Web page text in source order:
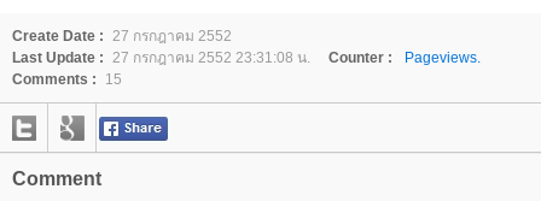
Create Date : 27 กรกฎาคม 2552
Last Update : 27 กรกฎาคม 2552 23:31:08 น. Counter :
Pageviews.
Comments :
15
Comment